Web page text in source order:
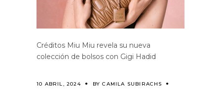
Créditos Miu Miu revela su nueva
colección de bolsos con Gigi Hadid
10 ABRIL, 2024 BYCAMILA SUBIRACHS